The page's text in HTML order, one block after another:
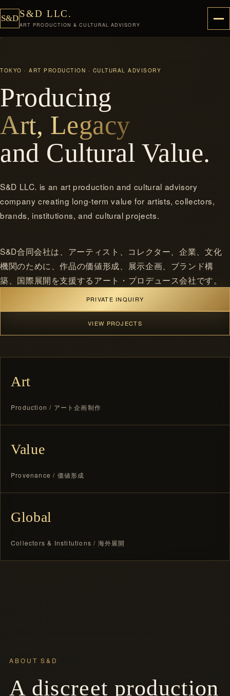
S&DS&D LLC.
ART PRODUCTION & CULTURAL ADVISORY
TOKYO · ART PRODUCTION · CULTURAL ADVISORY
Producing
Art, Legacy
and Cultural Value.
S&D LLC. is an art production and cultural advisory
company creating long-term value for artists, collectors,
brands, institutions, and cultural projects.
S&D合同会社は、アーティスト、コレクター、企業、文化
機関のために、作品の価値形成、展示企画、ブランド構
築、国際展開を支援するアート・プロデュース会社です。
PRIVATE INQUIRY
VIEW PROJECTS
Art
Production / アート企画制作
Value
Provenance / 価値形成
Global
Collectors & Institutions / 海外展開
ABOUT S&D
A discreet production